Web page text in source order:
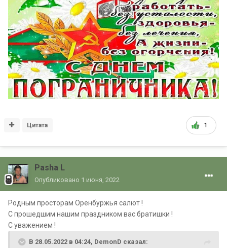
1
Цитата
Pasha L
Опубликовано 1 июня, 2022
Родным просторам Оренбуржья салют !
С прошедшим нашим праздником вас братишки !
С уважением !
В 28.05.2022 в 04:24, DemonD сказал: